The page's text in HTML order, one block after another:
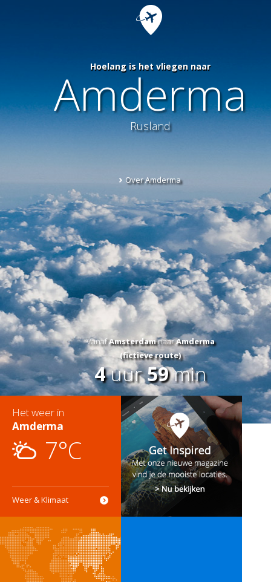
Hoelang is het vliegen naar
Amderma
Rusland
Over Amderma
VanafAmsterdamnaarAmderma
(fictieve route)
4uur59min
Het weer in
Amderma
7°C
Weer & Klimaat